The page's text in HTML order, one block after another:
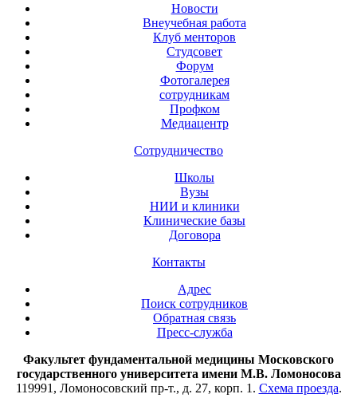
Новости
Внеучебная работа
Клуб менторов
Студсовет
Форум
Фотогалерея
сотрудникам
Профком
Медиацентр
Сотрудничество
Школы
Вузы
НИИ и клиники
Клинические базы
Договора
Контакты
Адрес
Поиск сотрудников
Обратная связь
Пресс-служба
Факультет фундаментальной медицины Московского
государственного университета имени М.В. Ломоносова
119991, Ломоносовский пр-т., д. 27, корп. 1. Схема проезда.